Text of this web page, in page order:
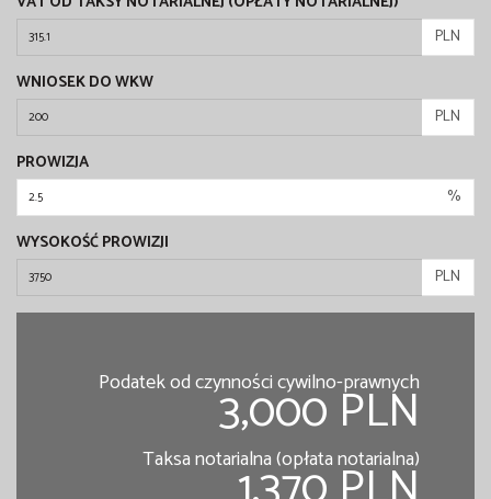
PLN
WNIOSEK DO WKW
PLN
PROWIZJA
%
WYSOKOŚĆ PROWIZJI
PLN
Podatek od czynności cywilno-prawnych
3,000 PLN
Taksa notarialna (opłata notarialna)